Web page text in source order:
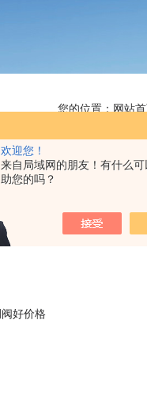
欢迎您！
来自局域网的朋友！有什么可
助您的吗？
您的位置： 网站